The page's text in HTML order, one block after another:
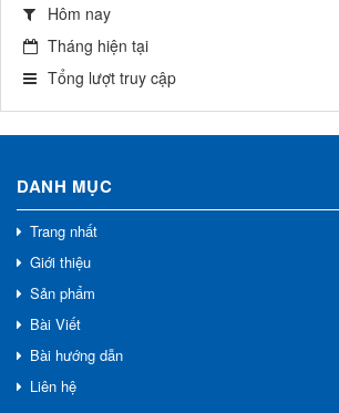
Hôm nay
Tháng hiện tại
Tổng lượt truy cập
DANH MỤC
Trang nhất
Giới thiệu
Sản phẩm
Bài Viết
Bài hướng dẫn
Liên hệ